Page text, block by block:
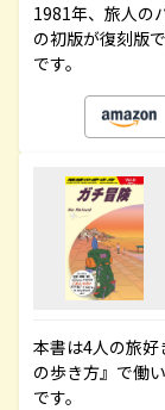
1981年、旅人の
の初版が復刻版
です。
本書は4人の旅好
の歩き方』で働
です。